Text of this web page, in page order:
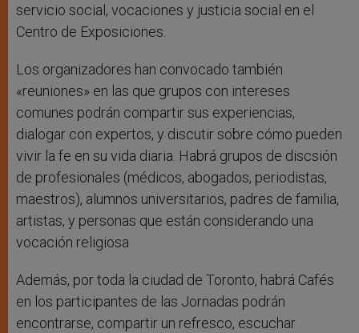
servicio social, vocaciones y justicia social en el
Centro de Exposiciones.
Los organizadores han convocado también
«reuniones» en las que grupos con intereses
comunes podrán compartir sus experiencias,
dialogar con expertos, y discutir sobre cómo pueden
vivir la fe en su vida diaria. Habrá grupos de discsión
de profesionales (médicos, abogados, periodistas,
maestros), alumnos universitarios, padres de familia,
artistas, y personas que están considerando una
vocación religiosa
Además, por toda la ciudad de Toronto, habrá Cafés
en los participantes de las Jornadas podrán
encontrarse, compartir un refresco, escuchar